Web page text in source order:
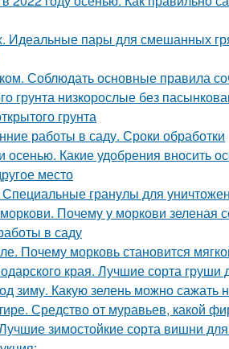
Идеальные пары для смешанных
Соблюдать основные правила
грунта низкорослые без
грунта
работы в саду. Сроки обработки
осенью. Какие удобрения вносить
место
гранулы для
Почему у моркови зеленая
в саду
Почему морковь становится
края. Лучшие сорта груши
зиму. Какую зелень можно сажать
Средство от муравьев, какой
зимостойкие сорта вишни